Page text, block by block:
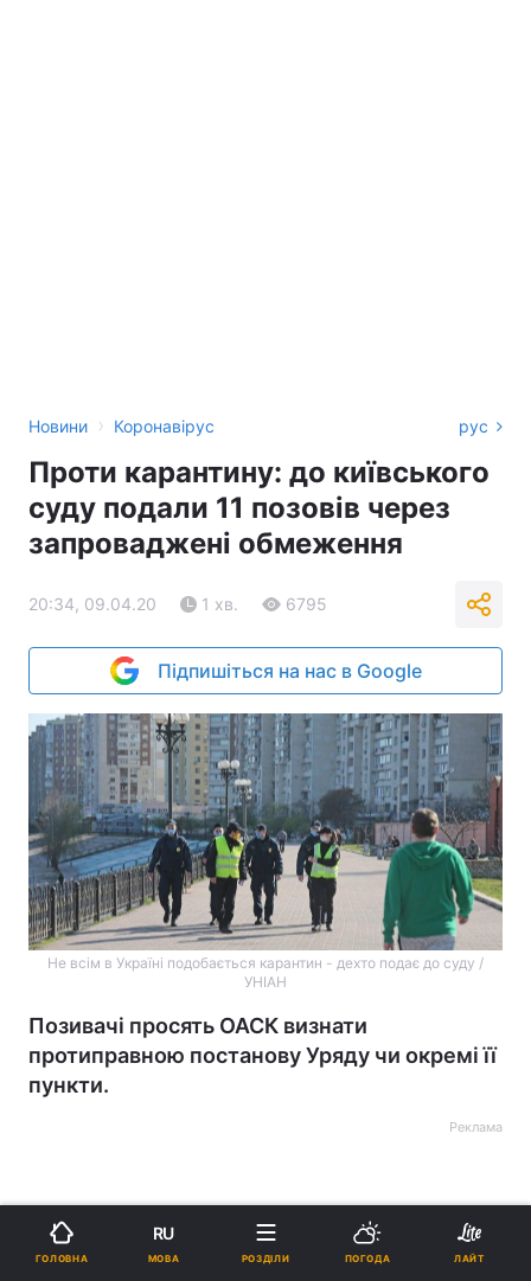
Новини › Коронавірус рус
Проти карантину: до київського
суду подали 11 позовів через
запроваджені обмеження
20:34, 09.04.20 1 хв. 6795
Підпишіться на нас в Google
Не всім в Україні подобається карантин - дехто подає до суду /
УНІАН
Позивачі просять ОАСК визнати
протиправною постанову Уряду чи окремі її
пункти.
Реклама
ГОЛОВНА
RU
МОВА РОЗДІЛИ ПОГОДА ЛАЙТ